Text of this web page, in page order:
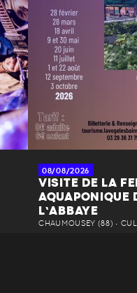
08/08/2026
VISITE DE LA
AQUAPONIQUE
L’ABBAYE
CHAUMOUSEY (88) •